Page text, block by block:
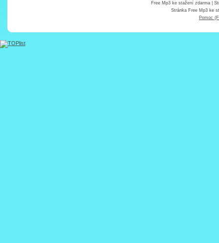
Free Mp3 ke stažení zdarma|
Stránka Free Mp3 ke
Pomoc